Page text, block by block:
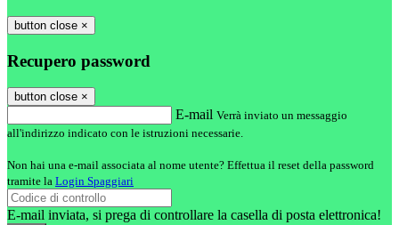
button close ×
Recupero password
button close ×
E-mail Verrà inviato un messaggio
all'indirizzo indicato con le istruzioni necessarie.
Non hai una e-mail associata al nome utente? Effettua il reset della password
tramite la Login Spaggiari
E-mail inviata, si prega di controllare la casella di posta elettronica!